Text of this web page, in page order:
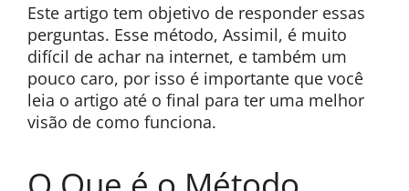
Este artigo tem objetivo de responder essas
perguntas. Esse método, Assimil, é muito
difícil de achar na internet, e também um
pouco caro, por isso é importante que você
leia o artigo até o final para ter uma melhor
visão de como funciona.